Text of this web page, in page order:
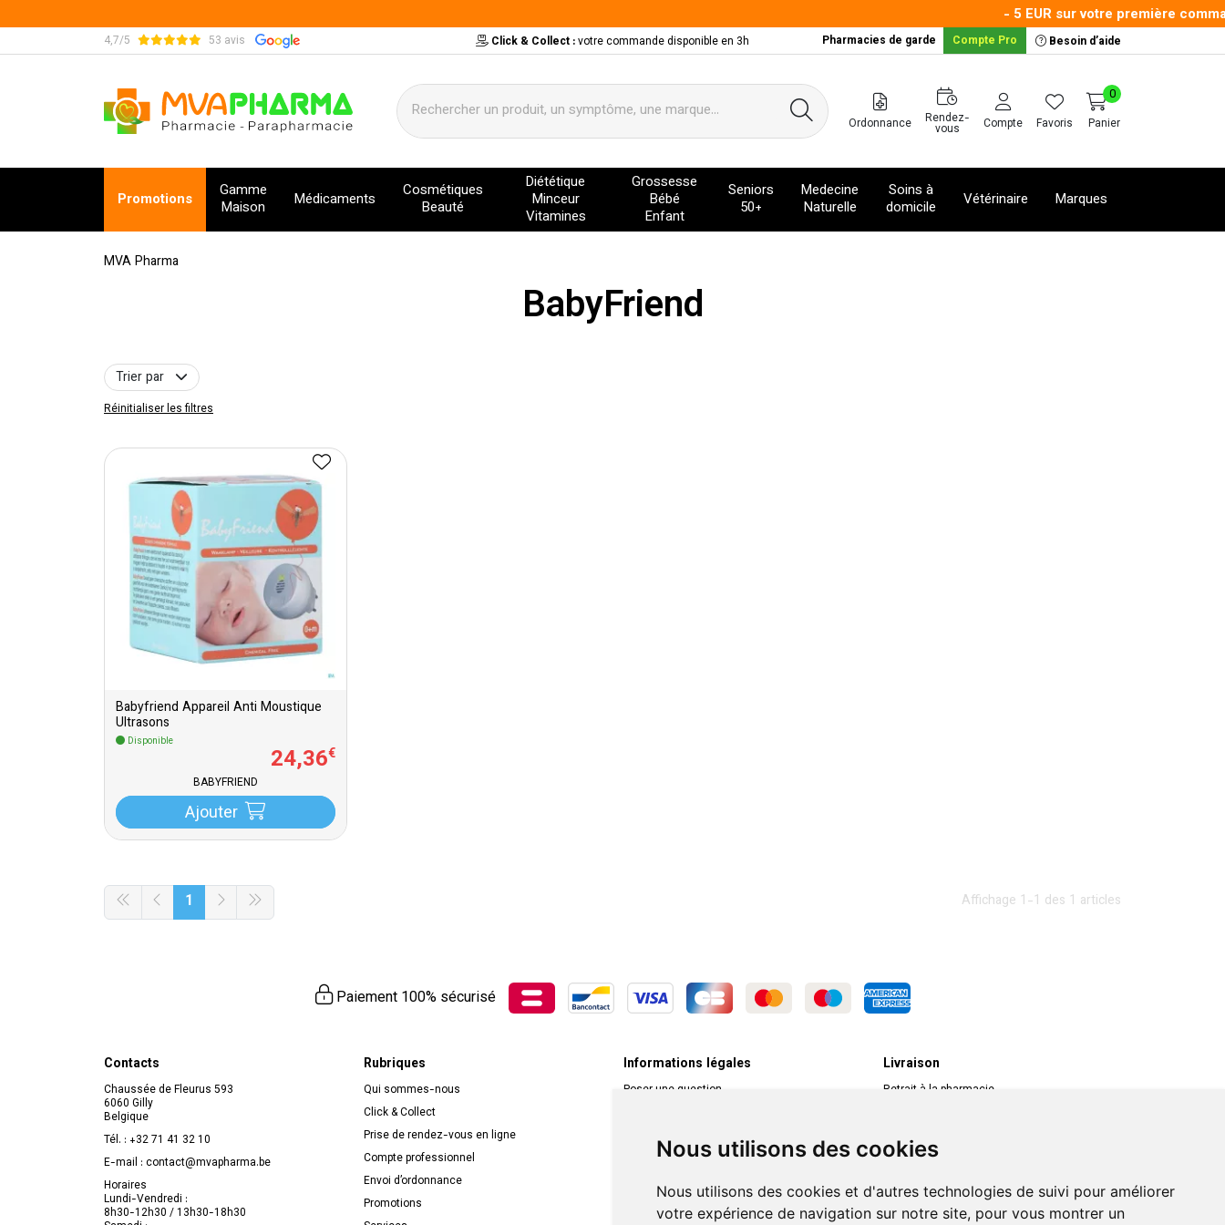
Nous utilisons des cookies
Nous utilisons des cookies et d'autres technologies de suivi pour améliorer
votre expérience de navigation sur notre site, pour vous montrer un
- 5 EUR sur votre première
4,7/5 53 avis Click & Collect :votre commande disponible en 3h Pharmacies de garde Compte Pro Besoin d’aide
MVA Pharma Votre pharmacie en ligne à votre service Ordonnance Rendez-
vous Compte Favoris Panier
0
Promotions
Gamme
Maison
Médicaments
Cosmétiques
Beauté
Diététique
Minceur
Vitamines
Grossesse
Bébé
Enfant
Seniors
50+
Medecine
Naturelle
Soins à
domicile
Vétérinaire Marques
MVA Pharma
BabyFriend
Trier par
Réinitialiser les filtres
Babyfriend Appareil Anti Moustique
Ultrasons
Disponible
24,36€
BABYFRIEND
Ajouter
Affichage 1-1 des 1 articles
1
Paiement 100% sécurisé
Contacts
Chaussée de Fleurus 593
6060 Gilly
Belgique
Tél. : +32 71 41 32 10
E-mail : contact@mvapharma.be
Horaires
Lundi-Vendredi :
8h30-12h30 / 13h30-18h30
Rubriques
Qui sommes-nous
Click & Collect
Prise de rendez-vous en ligne
Compte professionnel
Envoi d’ordonnance
Promotions
Informations légales
Poser une question
Livraison
Retrait à la pharmacie
Livraison dans un Point Relais